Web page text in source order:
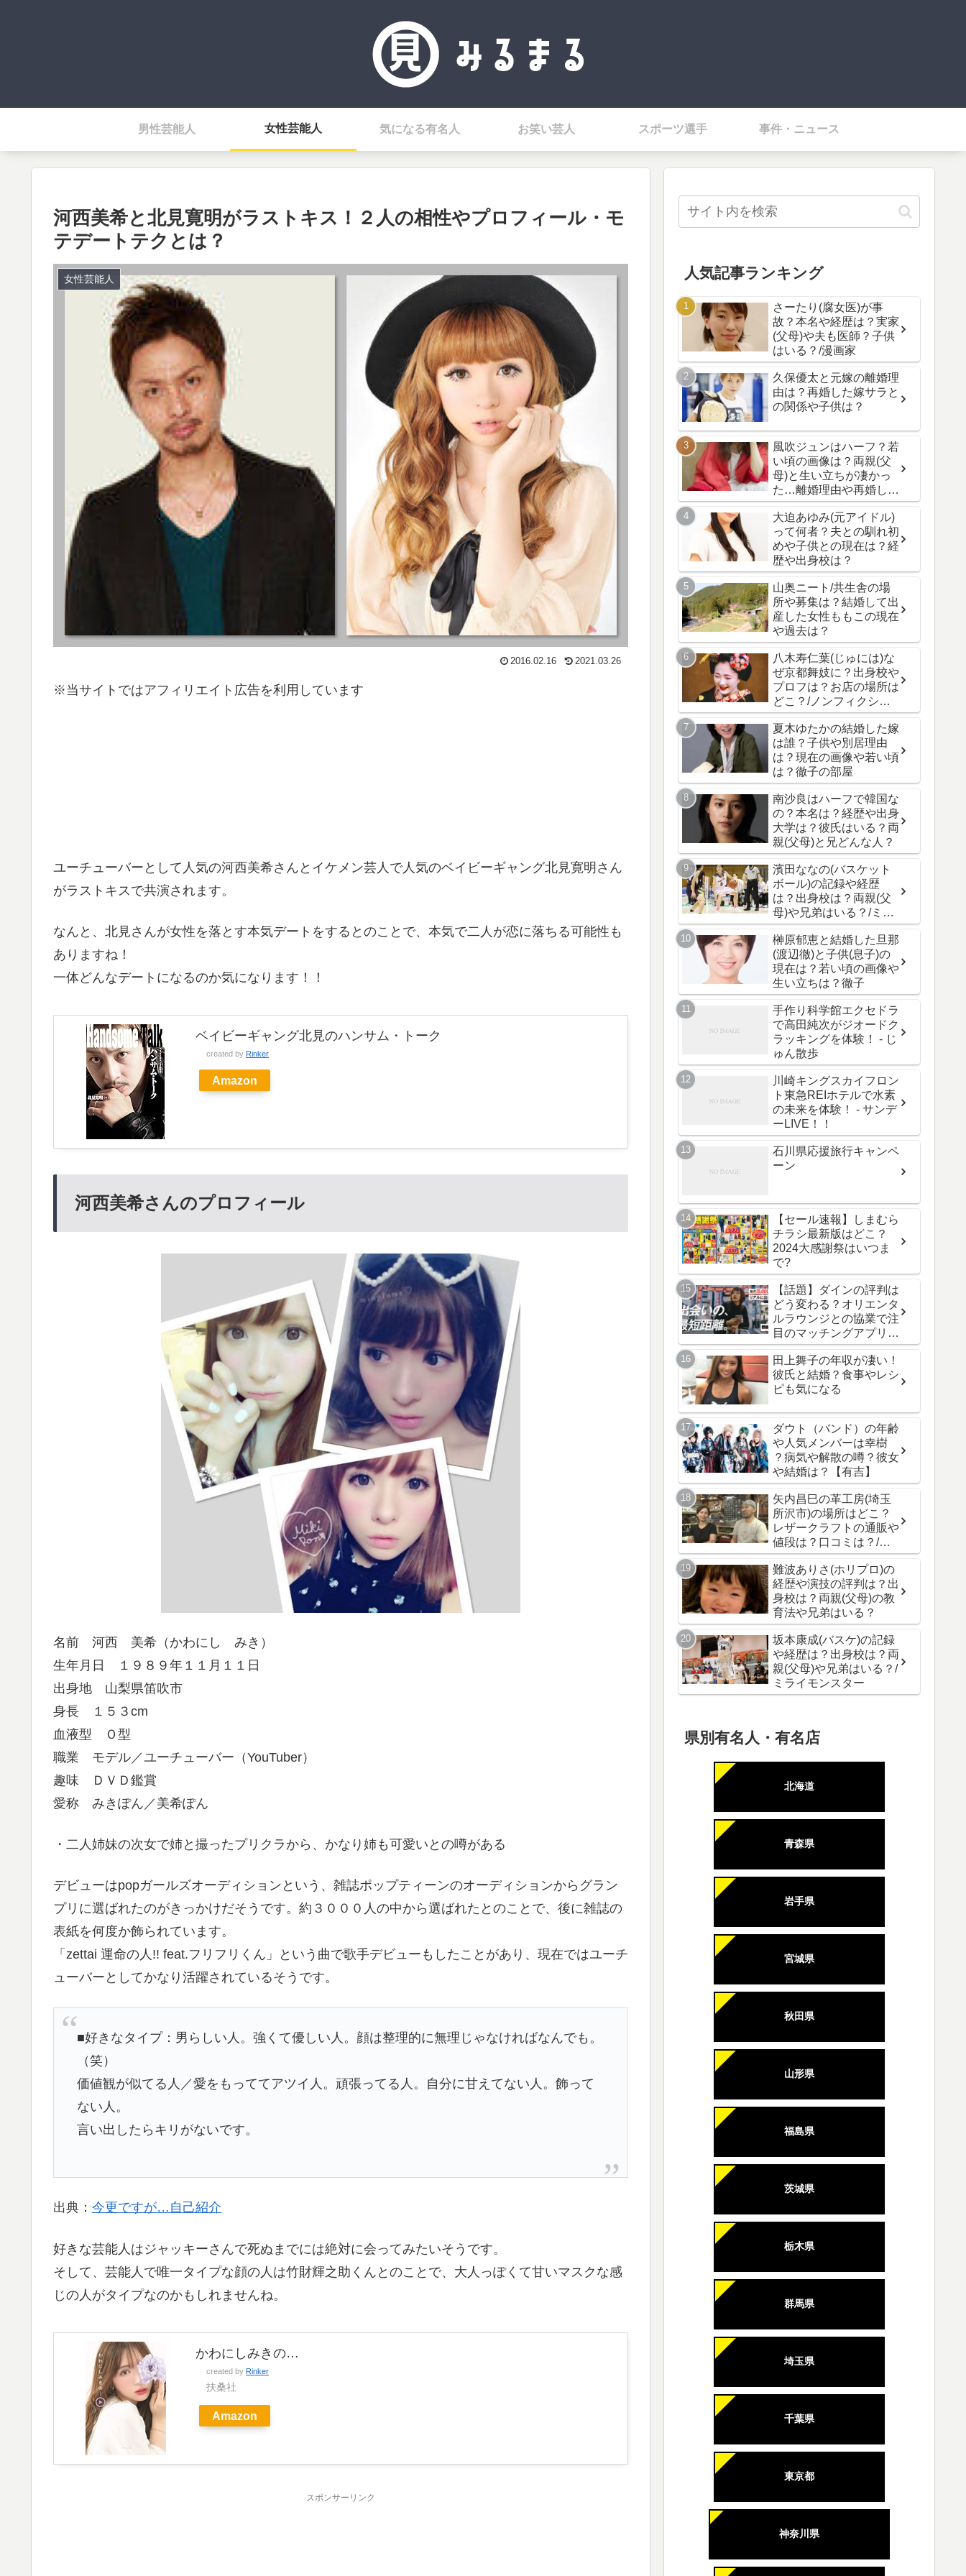
男性芸能人 女性芸能人 気になる有名人 お笑い芸人 スポーツ選手 事件・ニュース
河西美希と北見寛明がラストキス！２人の相性やプロフィール・モ
テデートテクとは？
女性芸能人
2016.02.16 2021.03.26
※当サイトではアフィリエイト広告を利用しています
ユーチューバーとして人気の河西美希さんとイケメン芸人で人気のベイビーギャング北見寛明さん
がラストキスで共演されます。
なんと、北見さんが女性を落とす本気デートをするとのことで、本気で二人が恋に落ちる可能性も
ありますね！
一体どんなデートになるのか気になります！！
ベイビーギャング北見のハンサム・トーク
created by Rinker
Amazon
河西美希さんのプロフィール
名前 河西 美希（かわにし みき）
生年月日 １９８９年１１月１１日
出身地 山梨県笛吹市
身長 １５３cm
血液型 Ｏ型
職業 モデル／ユーチューバー（YouTuber）
趣味 ＤＶＤ鑑賞
愛称 みきぽん／美希ぽん
・二人姉妹の次女で姉と撮ったプリクラから、かなり姉も可愛いとの噂がある
デビューはpopガールズオーディションという、雑誌ポップティーンのオーディションからグラン
プリに選ばれたのがきっかけだそうです。約３０００人の中から選ばれたとのことで、後に雑誌の
表紙を何度か飾られています。
「zettai 運命の人!! feat.フリフリくん」という曲で歌手デビューもしたことがあり、現在ではユーチ
ューバーとしてかなり活躍されているそうです。
■好きなタイプ：男らしい人。強くて優しい人。顔は整理的に無理じゃなければなんでも。
（笑）
価値観が似てる人／愛をもっててアツイ人。頑張ってる人。自分に甘えてない人。飾って
ない人。
言い出したらキリがないです。
出典： 今更ですが…自己紹介
好きな芸能人はジャッキーさんで死ぬまでには絶対に会ってみたいそうです。
そして、芸能人で唯一タイプな顔の人は竹財輝之助くんとのことで、大人っぽくて甘いマスクな感
じの人がタイプなのかもしれませんね。
かわにしみきの…
created by Rinker
扶桑社
Amazon
スポンサーリンク
人気記事ランキング
さーたり(腐女医)が事
故？本名や経歴は？実家
(父母)や夫も医師？子供
はいる？/漫画家
久保優太と元嫁の離婚理
由は？再婚した嫁サラと
の関係や子供は？
風吹ジュンはハーフ？若
い頃の画像は？両親(父
母)と生い立ちが凄かっ
た…離婚理由や再婚した
夫と子供の現在は？
大迫あゆみ(元アイドル)
って何者？夫との馴れ初
めや子供との現在は？経
歴や出身校は？
山奥ニート/共生舎の場
所や募集は？結婚して出
産した女性ももこの現在
や過去は？
八木寿仁葉(じゅには)な
ぜ京都舞妓に？出身校や
プロフは？お店の場所は
どこ？/ノンフィクショ
ン
夏木ゆたかの結婚した嫁
は誰？子供や別居理由
は？現在の画像や若い頃
は？徹子の部屋
南沙良はハーフで韓国な
の？本名は？経歴や出身
大学は？彼氏はいる？両
親(父母)と兄どんな人？
濱田ななの(バスケット
ボール)の記録や経歴
は？出身校は？両親(父
母)や兄弟はいる？/ミラ
イモンスター
榊原郁恵と結婚した旦那
(渡辺徹)と子供(息子)の
現在は？若い頃の画像や
生い立ちは？徹子
手作り科学館エクセドラ
で高田純次がジオードク
ラッキングを体験！ - じ
ゅん散歩
川崎キングスカイフロン
ト東急REIホテルで水素
の未来を体験！ - サンデ
ーLIVE！！
石川県応援旅行キャンペ
ーン
【セール速報】しまむら
チラシ最新版はどこ？
2024大感謝祭はいつま
で?
【話題】ダインの評判は
どう変わる？オリエンタ
ルラウンジとの協業で注
目のマッチングアプリ最
新情報！
田上舞子の年収が凄い！
彼氏と結婚？食事やレシ
ピも気になる
ダウト（バンド）の年齢
や人気メンバーは幸樹
？病気や解散の噂？彼女
や結婚は？【有吉】
矢内昌巳の革工房(埼玉
所沢市)の場所はどこ？
レザークラフトの通販や
値段は？口コミは？/人
生の楽園
難波ありさ(ホリプロ)の
経歴や演技の評判は？出
身校は？両親(父母)の教
育法や兄弟はいる？
坂本康成(バスケ)の記録
や経歴は？出身校は？両
親(父母)や兄弟はいる？/
ミライモンスター
県別有名人・有名店
北海道
青森県
岩手県
宮城県
秋田県
山形県
福島県
茨城県
栃木県
群馬県
埼玉県
千葉県
東京都
神奈川県